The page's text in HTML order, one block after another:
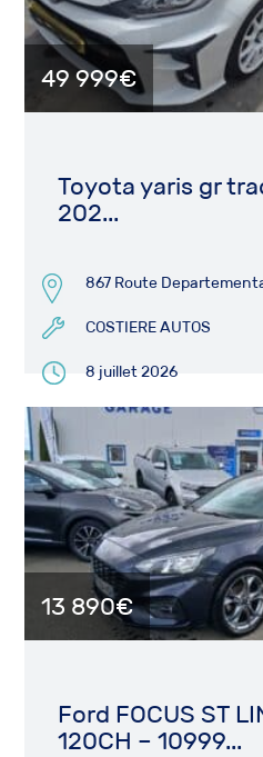
49 999€
Toyota yaris gr
202...
867 Route
COSTIERE AUTOS
8 juillet 2026
13 890€
Ford FOCUS ST
120CH – 10999...